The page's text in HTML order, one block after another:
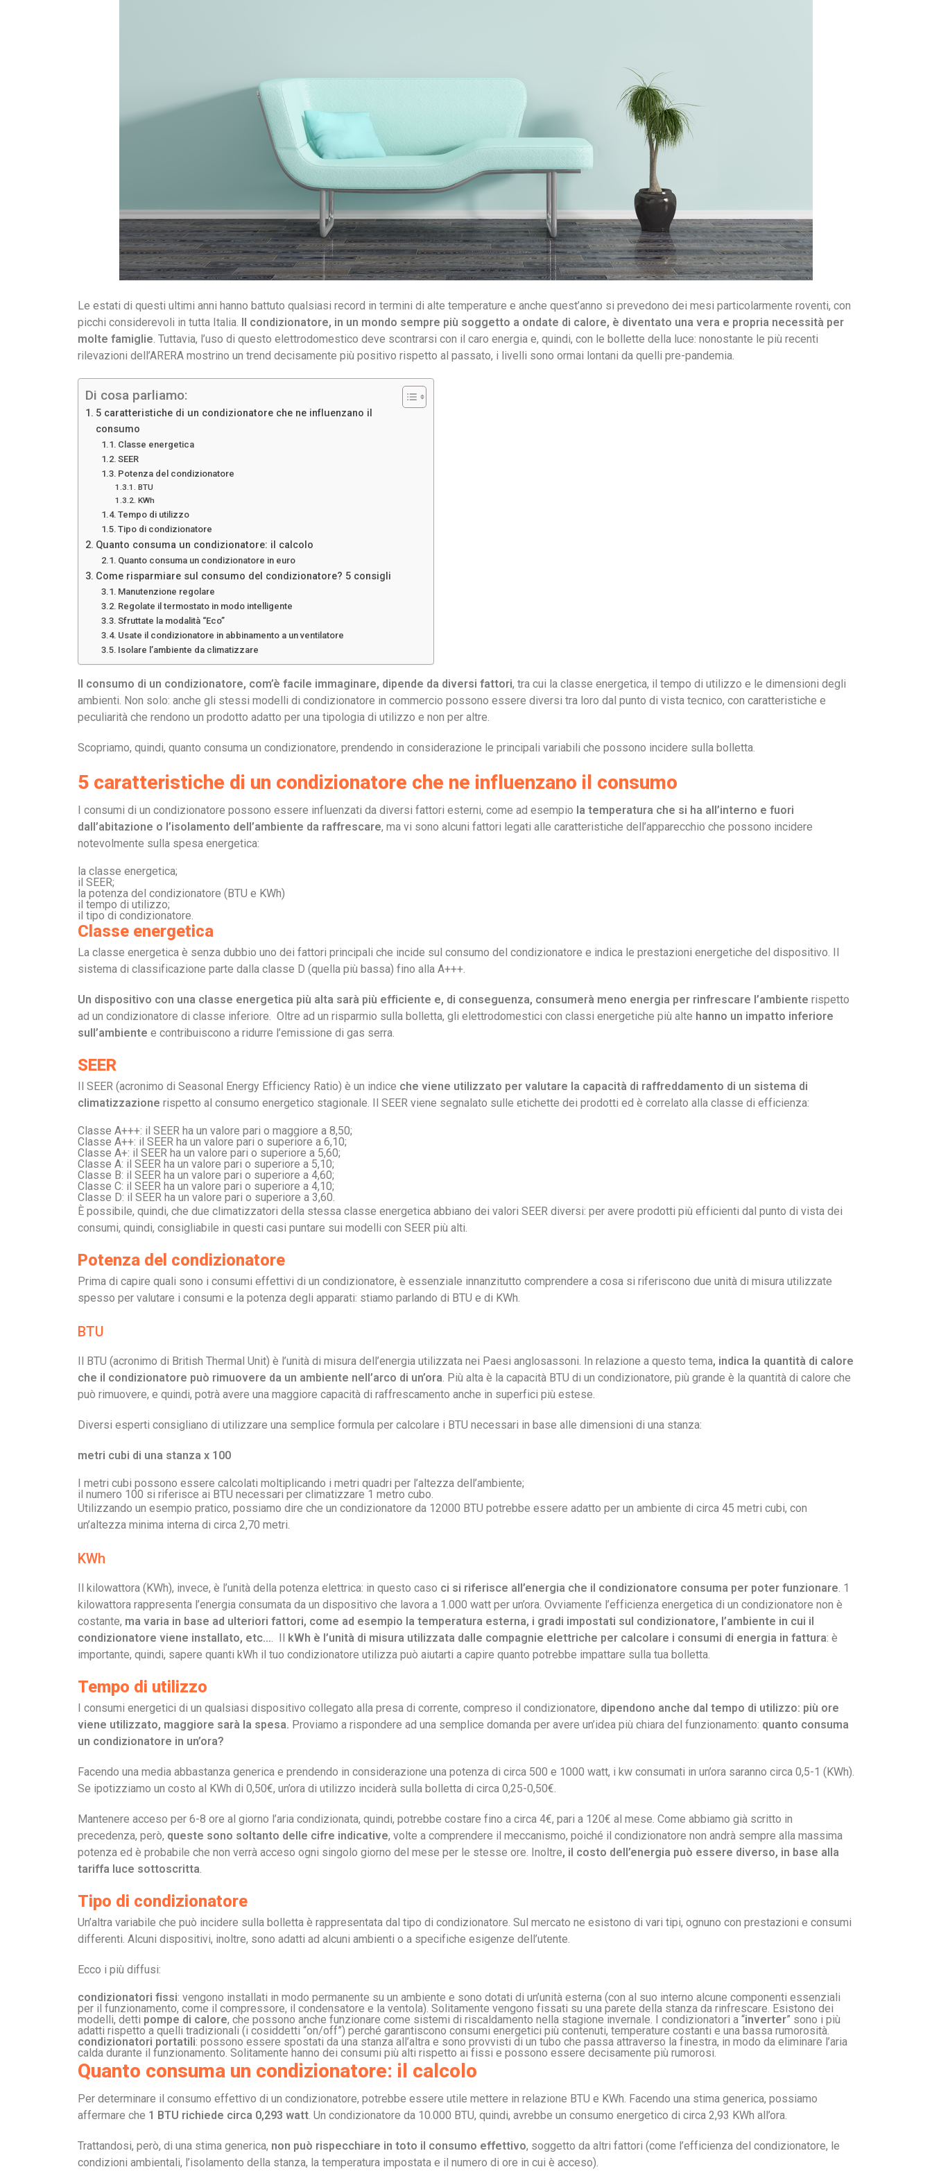
Le estati di questi ultimi anni hanno battuto qualsiasi record in termini di alte temperature e anche quest’anno si prevedono dei mesi particolarmente roventi, con
picchi considerevoli in tutta Italia. Il condizionatore, in un mondo sempre più soggetto a ondate di calore, è diventato una vera e propria necessità per
molte famiglie. Tuttavia, l’uso di questo elettrodomestico deve scontrarsi con il caro energia e, quindi, con le bollette della luce: nonostante le più recenti
rilevazioni dell’ARERA mostrino un trend decisamente più positivo rispetto al passato, i livelli sono ormai lontani da quelli pre-pandemia.
Di cosa parliamo:
5 caratteristiche di un condizionatore che ne influenzano il
consumo
Classe energetica
SEER
Potenza del condizionatore
BTU
KWh
Tempo di utilizzo
Tipo di condizionatore
Quanto consuma un condizionatore: il calcolo
Quanto consuma un condizionatore in euro
Come risparmiare sul consumo del condizionatore? 5 consigli
Manutenzione regolare
Regolate il termostato in modo intelligente
Sfruttate la modalità “Eco”
Usate il condizionatore in abbinamento a un ventilatore
Isolare l’ambiente da climatizzare
Il consumo di un condizionatore, com’è facile immaginare, dipende da diversi fattori, tra cui la classe energetica, il tempo di utilizzo e le dimensioni degli
ambienti. Non solo: anche gli stessi modelli di condizionatore in commercio possono essere diversi tra loro dal punto di vista tecnico, con caratteristiche e
peculiarità che rendono un prodotto adatto per una tipologia di utilizzo e non per altre.
Scopriamo, quindi, quanto consuma un condizionatore, prendendo in considerazione le principali variabili che possono incidere sulla bolletta.
5 caratteristiche di un condizionatore che ne influenzano il consumo
I consumi di un condizionatore possono essere influenzati da diversi fattori esterni, come ad esempio la temperatura che si ha all’interno e fuori
dall’abitazione o l’isolamento dell’ambiente da raffrescare, ma vi sono alcuni fattori legati alle caratteristiche dell’apparecchio che possono incidere
notevolmente sulla spesa energetica:
la classe energetica;
il SEER;
la potenza del condizionatore (BTU e KWh)
il tempo di utilizzo;
il tipo di condizionatore.
Classe energetica
La classe energetica è senza dubbio uno dei fattori principali che incide sul consumo del condizionatore e indica le prestazioni energetiche del dispositivo. Il
sistema di classificazione parte dalla classe D (quella più bassa) fino alla A+++.
Un dispositivo con una classe energetica più alta sarà più efficiente e, di conseguenza, consumerà meno energia per rinfrescare l’ambiente rispetto
ad un condizionatore di classe inferiore. Oltre ad un risparmio sulla bolletta, gli elettrodomestici con classi energetiche più alte hanno un impatto inferiore
sull’ambiente e contribuiscono a ridurre l’emissione di gas serra.
SEER
Il SEER (acronimo di Seasonal Energy Efficiency Ratio) è un indice che viene utilizzato per valutare la capacità di raffreddamento di un sistema di
climatizzazione rispetto al consumo energetico stagionale. Il SEER viene segnalato sulle etichette dei prodotti ed è correlato alla classe di efficienza:
Classe A+++: il SEER ha un valore pari o maggiore a 8,50;
Classe A++: il SEER ha un valore pari o superiore a 6,10;
Classe A+: il SEER ha un valore pari o superiore a 5,60;
Classe A: il SEER ha un valore pari o superiore a 5,10;
Classe B: il SEER ha un valore pari o superiore a 4,60;
Classe C: il SEER ha un valore pari o superiore a 4,10;
Classe D: il SEER ha un valore pari o superiore a 3,60.
È possibile, quindi, che due climatizzatori della stessa classe energetica abbiano dei valori SEER diversi: per avere prodotti più efficienti dal punto di vista dei
consumi, quindi, consigliabile in questi casi puntare sui modelli con SEER più alti.
Potenza del condizionatore
Prima di capire quali sono i consumi effettivi di un condizionatore, è essenziale innanzitutto comprendere a cosa si riferiscono due unità di misura utilizzate
spesso per valutare i consumi e la potenza degli apparati: stiamo parlando di BTU e di KWh.
BTU
Il BTU (acronimo di British Thermal Unit) è l’unità di misura dell’energia utilizzata nei Paesi anglosassoni. In relazione a questo tema, indica la quantità di calore
che il condizionatore può rimuovere da un ambiente nell’arco di un’ora. Più alta è la capacità BTU di un condizionatore, più grande è la quantità di calore che
può rimuovere, e quindi, potrà avere una maggiore capacità di raffrescamento anche in superfici più estese.
Diversi esperti consigliano di utilizzare una semplice formula per calcolare i BTU necessari in base alle dimensioni di una stanza:
metri cubi di una stanza x 100
I metri cubi possono essere calcolati moltiplicando i metri quadri per l’altezza dell’ambiente;
il numero 100 si riferisce ai BTU necessari per climatizzare 1 metro cubo.
Utilizzando un esempio pratico, possiamo dire che un condizionatore da 12000 BTU potrebbe essere adatto per un ambiente di circa 45 metri cubi, con
un’altezza minima interna di circa 2,70 metri.
KWh
Il kilowattora (KWh), invece, è l’unità della potenza elettrica: in questo caso ci si riferisce all’energia che il condizionatore consuma per poter funzionare. 1
kilowattora rappresenta l’energia consumata da un dispositivo che lavora a 1.000 watt per un’ora. Ovviamente l’efficienza energetica di un condizionatore non è
costante, ma varia in base ad ulteriori fattori, come ad esempio la temperatura esterna, i gradi impostati sul condizionatore, l’ambiente in cui il
condizionatore viene installato, etc…. Il kWh è l’unità di misura utilizzata dalle compagnie elettriche per calcolare i consumi di energia in fattura: è
importante, quindi, sapere quanti kWh il tuo condizionatore utilizza può aiutarti a capire quanto potrebbe impattare sulla tua bolletta.
Tempo di utilizzo
I consumi energetici di un qualsiasi dispositivo collegato alla presa di corrente, compreso il condizionatore, dipendono anche dal tempo di utilizzo: più ore
viene utilizzato, maggiore sarà la spesa. Proviamo a rispondere ad una semplice domanda per avere un’idea più chiara del funzionamento: quanto consuma
un condizionatore in un’ora?
Facendo una media abbastanza generica e prendendo in considerazione una potenza di circa 500 e 1000 watt, i kw consumati in un’ora saranno circa 0,5-1 (KWh).
Se ipotizziamo un costo al KWh di 0,50€, un’ora di utilizzo inciderà sulla bolletta di circa 0,25-0,50€.
Mantenere acceso per 6-8 ore al giorno l’aria condizionata, quindi, potrebbe costare fino a circa 4€, pari a 120€ al mese. Come abbiamo già scritto in
precedenza, però, queste sono soltanto delle cifre indicative, volte a comprendere il meccanismo, poiché il condizionatore non andrà sempre alla massima
potenza ed è probabile che non verrà acceso ogni singolo giorno del mese per le stesse ore. Inoltre, il costo dell’energia può essere diverso, in base alla
tariffa luce sottoscritta.
Tipo di condizionatore
Un’altra variabile che può incidere sulla bolletta è rappresentata dal tipo di condizionatore. Sul mercato ne esistono di vari tipi, ognuno con prestazioni e consumi
differenti. Alcuni dispositivi, inoltre, sono adatti ad alcuni ambienti o a specifiche esigenze dell’utente.
Ecco i più diffusi:
condizionatori fissi: vengono installati in modo permanente su un ambiente e sono dotati di un’unità esterna (con al suo interno alcune componenti essenziali
per il funzionamento, come il compressore, il condensatore e la ventola). Solitamente vengono fissati su una parete della stanza da rinfrescare. Esistono dei
modelli, detti pompe di calore, che possono anche funzionare come sistemi di riscaldamento nella stagione invernale. I condizionatori a “inverter” sono i più
adatti rispetto a quelli tradizionali (i cosiddetti “on/off”) perché garantiscono consumi energetici più contenuti, temperature costanti e una bassa rumorosità.
condizionatori portatili: possono essere spostati da una stanza all’altra e sono provvisti di un tubo che passa attraverso la finestra, in modo da eliminare l’aria
calda durante il funzionamento. Solitamente hanno dei consumi più alti rispetto ai fissi e possono essere decisamente più rumorosi.
Quanto consuma un condizionatore: il calcolo
Per determinare il consumo effettivo di un condizionatore, potrebbe essere utile mettere in relazione BTU e KWh. Facendo una stima generica, possiamo
affermare che 1 BTU richiede circa 0,293 watt. Un condizionatore da 10.000 BTU, quindi, avrebbe un consumo energetico di circa 2,93 KWh all’ora.
Trattandosi, però, di una stima generica, non può rispecchiare in toto il consumo effettivo, soggetto da altri fattori (come l’efficienza del condizionatore, le
condizioni ambientali, l’isolamento della stanza, la temperatura impostata e il numero di ore in cui è acceso).